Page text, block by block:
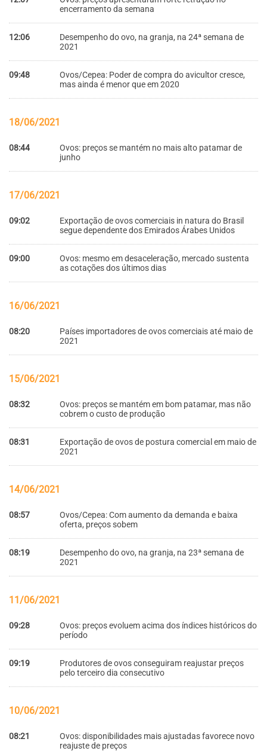
encerramento da semana
12:06
Desempenho do ovo, na granja, na 24ª semana de
2021
09:48
Ovos/Cepea: Poder de compra do avicultor cresce,
mas ainda é menor que em 2020
18/06/2021
08:44
Ovos: preços se mantém no mais alto patamar de
junho
17/06/2021
09:02
Exportação de ovos comerciais in natura do Brasil
segue dependente dos Emirados Árabes Unidos
09:00
Ovos: mesmo em desaceleração, mercado sustenta
as cotações dos últimos dias
16/06/2021
08:20
Países importadores de ovos comerciais até maio de
2021
15/06/2021
08:32
Ovos: preços se mantém em bom patamar, mas não
cobrem o custo de produção
08:31
Exportação de ovos de postura comercial em maio de
2021
14/06/2021
08:57
Ovos/Cepea: Com aumento da demanda e baixa
oferta, preços sobem
08:19
Desempenho do ovo, na granja, na 23ª semana de
2021
11/06/2021
09:28
Ovos: preços evoluem acima dos índices históricos do
período
09:19
Produtores de ovos conseguiram reajustar preços
pelo terceiro dia consecutivo
10/06/2021
08:21
Ovos: disponibilidades mais ajustadas favorece novo
reajuste de preços